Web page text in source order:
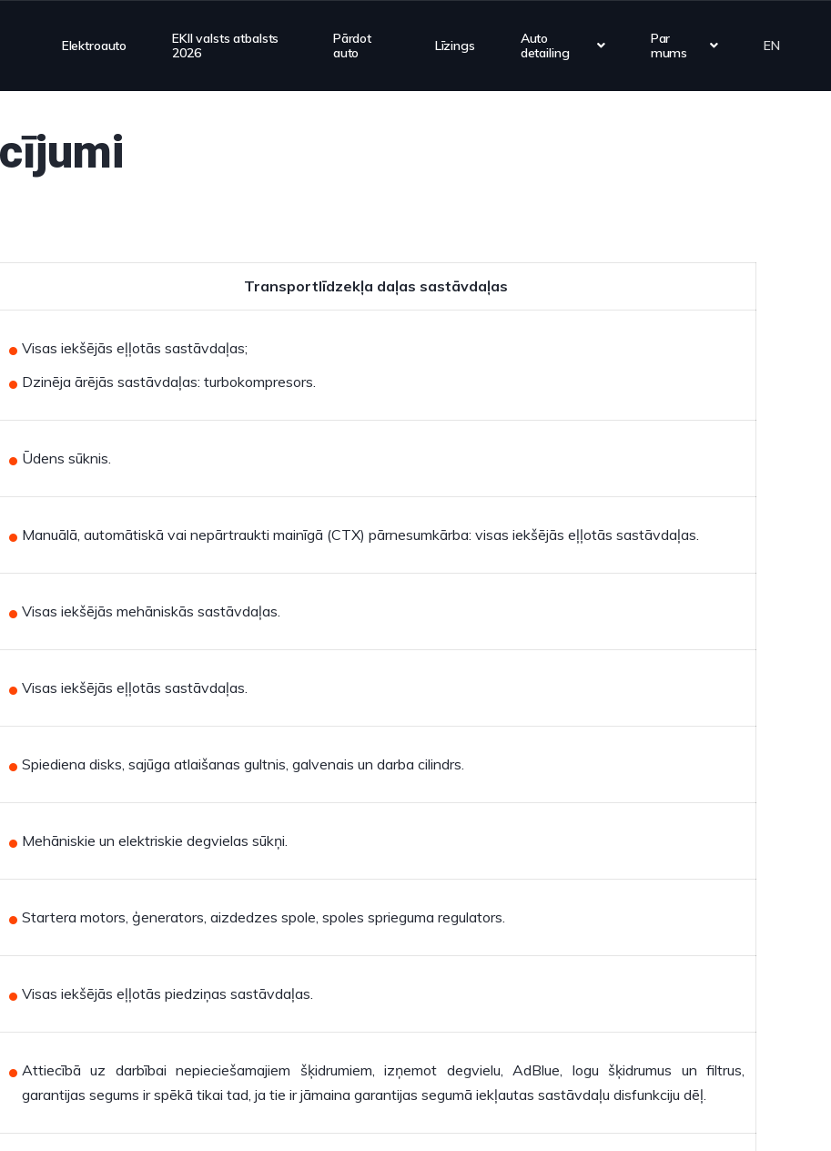
Elektroauto
EKII valsts atbalsts
2026
Pārdot
auto
Līzings
Auto
detailing
Par
mums
EN
Transportlīdzekļa daļas sastāvdaļas
Visas iekšējās eļļotās sastāvdaļas;
Dzinēja ārējās sastāvdaļas: turbokompresors.
Ūdens sūknis.
Manuālā, automātiskā vai nepārtraukti mainīgā (CTX) pārnesumkārba: visas iekšējās eļļotās sastāvdaļas.
Visas iekšējās mehāniskās sastāvdaļas.
Visas iekšējās eļļotās sastāvdaļas.
Spiediena disks, sajūga atlaišanas gultnis, galvenais un darba cilindrs.
Mehāniskie un elektriskie degvielas sūkņi.
Startera motors, ģenerators, aizdedzes spole, spoles sprieguma regulators.
Visas iekšējās eļļotās piedziņas sastāvdaļas.
Attiecībā uz darbībai nepieciešamajiem šķidrumiem, izņemot degvielu, AdBlue, logu šķidrumus un filtrus,
garantijas segums ir spēkā tikai tad, ja tie ir jāmaina garantijas segumā iekļautas sastāvdaļu disfunkciju dēļ.